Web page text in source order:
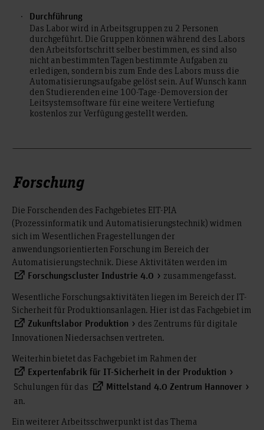
Durchführung
Das Labor wird in Arbeitsgruppen zu 2 Personen
durchgeführt. Die Gruppen können während des Labors
den Arbeitsfortschritt selber bestimmen, es sind also
nicht an bestimmten Tagen bestimmte Aufgaben zu
erledigen, sondern bis zum Ende des Labors muss die
Automatisierungsaufgabe gelöst sein. Auf Wunsch kann
den Studierenden eine 100-Tage-Demoversion der
Leitsystemsoftware für eine weitere Vertiefung
kostenlos zur Verfügung gestellt werden.
Forschung
Die Forschenden des Fachgebietes EIT-PIA
(Prozessinformatik und Automatisierungstechnik) widmen
sich im Wesentlichen Fragestellungen der
anwendungsorientierten Forschung im Bereich der
Automatisierungstechnik. Diese Aktivitäten werden im
Forschungscluster Industrie 4.0
zusammengefasst.
Wesentliche Forschungsaktivitäten liegen im Bereich der IT-
Sicherheit für Produktionsanlagen. Hier ist das Fachgebiet im
Zukunftslabor Produktion
des Zentrums für digitale
Innovationen Niedersachsen vertreten.
Weiterhin bietet das Fachgebiet im Rahmen der
Expertenfabrik für IT-Sicherheit in der Produktion
Schulungen für das Mittelstand 4.0 Zentrum Hannover
an.
Ein weiterer Arbeitsschwerpunkt ist das Thema